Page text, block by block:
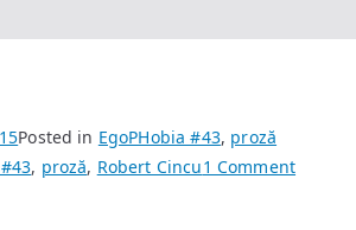
Posted in EgoPHobia #43, proză
, proză, Robert Cincu1 Commenton